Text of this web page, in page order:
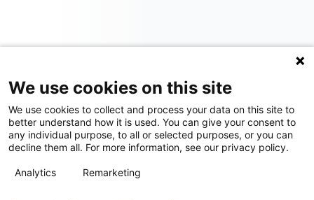
We use cookies on this site
We use cookies to collect and process your data on this site to
better understand how it is used. You can give your consent to
any individual purpose, to all or selected purposes, or you can
decline them all. For more information, see our privacy policy.
Analytics Remarketing